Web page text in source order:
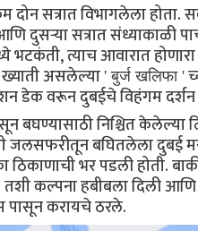
दोन सत्रात विभागलेला
दुसऱ्या सत्रात संध्याकाळी
भटकंती, त्याच आवारात
असलेल्या ' बुर्ज खलिफा '
डेक वरून दुबईचे विहंगम दर्शन
बघण्यासाठी निश्चित केलेल्या
जलसफरीतून बघितलेला दुबई
ठिकाणाची भर पडली होती.
तशी कल्पना हबीबला दिली
पासून करायचे ठरले.